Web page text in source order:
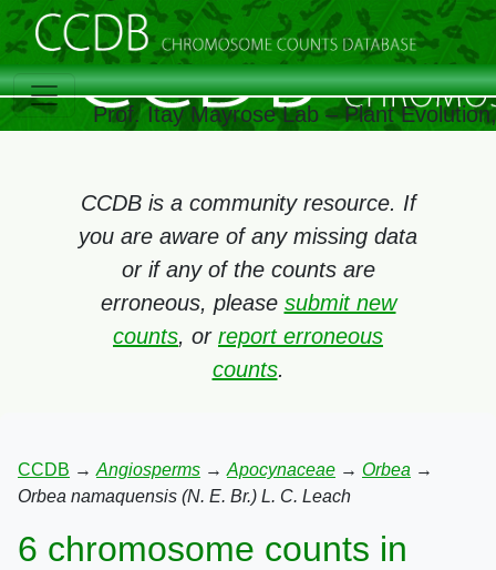
Prof. Itay Mayrose Lab – Plant
CCDB is a community resource. If
you are aware of any missing data
or if any of the counts are
erroneous, please submit new
counts, or report erroneous
counts.
CCDB → Angiosperms → Apocynaceae → Orbea →
Orbea namaquensis (N. E. Br.) L. C. Leach
6 chromosome counts in